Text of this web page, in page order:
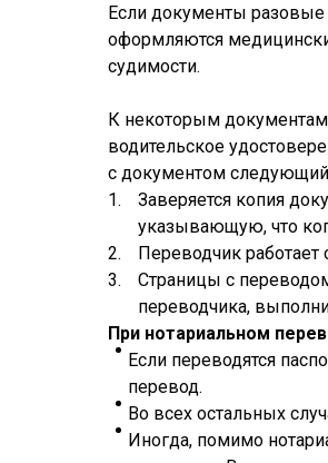
Если документы разовые
оформляются
судимости.
К некоторым
водительское
с документом
Заверяется копия
указывающую, что
Переводчик работает
Страницы с
переводчика,
При нотариальном
Если переводятся
перевод.
Во всех остальных
Иногда, помимо